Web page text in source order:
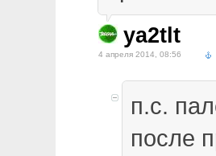
ya2tlt
4 апреля 2014, 08:56
п.с.
после